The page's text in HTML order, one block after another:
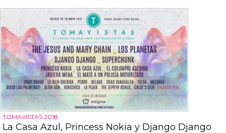
TOMAVISTAS 2018
La Casa Azul, Princess Nokia y Django Django